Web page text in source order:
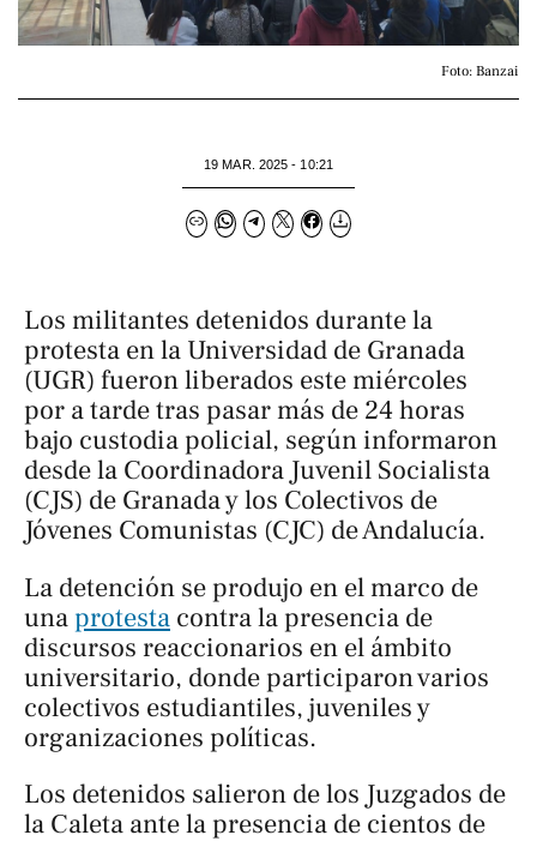
Foto: Banzai
19 MAR. 2025 - 10:21
Los militantes detenidos durante la
protesta en la Universidad de Granada
(UGR) fueron liberados este miércoles
por a tarde tras pasar más de 24 horas
bajo custodia policial, según informaron
desde la Coordinadora Juvenil Socialista
(CJS) de Granada y los Colectivos de
Jóvenes Comunistas (CJC) de Andalucía.
La detención se produjo en el marco de
una protesta contra la presencia de
discursos reaccionarios en el ámbito
universitario, donde participaron varios
colectivos estudiantiles, juveniles y
organizaciones políticas.
Los detenidos salieron de los Juzgados de
la Caleta ante la presencia de cientos de